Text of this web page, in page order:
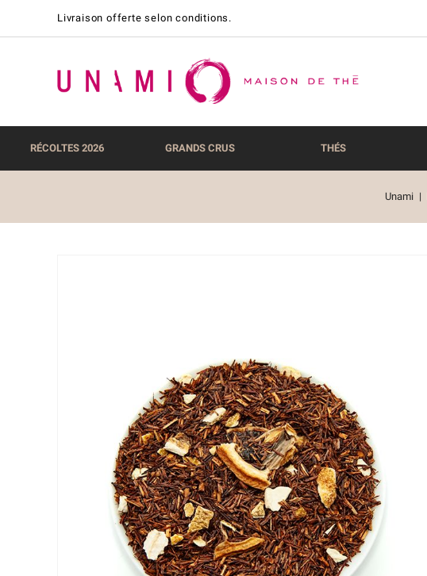
Livraison offerte selon conditions.
RÉCOLTES 2026 GRANDS CRUS THÉS
Unami